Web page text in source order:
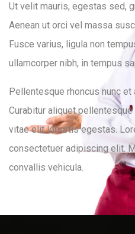
Ut velit mauris, egestas sed,
Aenean ut orci vel massa
Fusce varius, ligula non
ullamcorper nibh, in tempus
Pellentesque rhoncus nunc
Curabitur aliquet
vitae elit lobortis egestas.
consectetuer adipiscing elit.
convallis vehicula.